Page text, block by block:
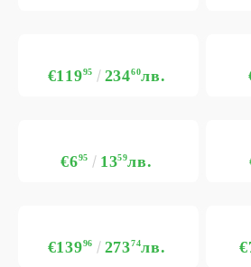
€11995 23460лв.
€695 1359лв.
€13996 27374лв.